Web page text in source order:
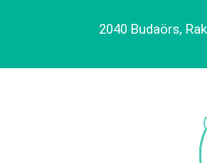
2040 Budaörs,